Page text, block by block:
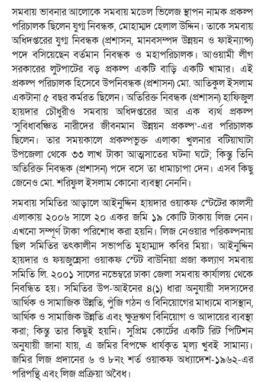
সমবায় ভাবনার আলোকে সমবায় মডেল ভিলেজ স্থাপন নামক প্রকল্প
পরিচালক ছিলেন যুগ্ম নিবন্ধক, মোহাম্মদ হেলাল উদ্দিন। তাকে সমবায়
অধিদপ্তরের যুগ্ম নিবন্ধক (প্রশাসন, মানবসম্পদ উন্নয়ন ও ফাইন্যান্স)
পদে বসিয়েছেন বর্তমান নিবন্ধক ও মহাপরিচালক। আওয়ামী লীগ
সরকারের লুটপাটের বড় প্রকল্প একটি বাড়ি একটি খামার। এই
প্রকল্প পরিচালক হিসেবে উপনিবন্ধক (প্রশাসন) মো. আতিকুল ইসলাম
একটানা ৫ বছর কর্মরত ছিলেন। অতিরিক্ত নিবন্ধক (প্রশাসন) হাফিজুল
হায়দার চৌধুরীও সমবায় অধিদপ্তরের আর এক ব্যর্থ প্রকল্প
‘সুবিধাবঞ্চিত নারীদের জীবনমান উন্নয়ন প্রকল্প’-এর পরিচালক
ছিলেন। তার সময়কালে প্রকল্পভুক্ত এলাকা খুলনার বটিয়াঘাটা
উপজেলা থেকে ৩৩ লাখ টাকা আত্মসাতের ঘটনা ঘটে; কিন্তু তিনি
অতিরিক্ত নিবন্ধক (প্রশাসন) পদে বসে তা ধামাচাপা দেন। এসব কিছু
জেনেও মো. শরিফুল ইসলাম কোনো ব্যবস্থা নেননি।
সমবায় সমিতির আড়ালে আইনুদ্দিন হায়দার ওয়াকফ স্টেটের কালসী
এলাকায় ২০০৬ সালে ২০ একর জমি ১৯ কোটি টাকায় লিজ নেন।
এখনো সম্পূর্ণ টাকা পরিশোধ করা হয়নি। লিজ নেওয়ার পরিকল্পনায়
ছিল সমিতির তৎকালীন সভাপতি মুহাম্মাদ কবির মিয়া। আইনুদ্দিন
হায়দার ও ফয়জুন্নেসা ওয়াকফ স্টেট বাউনিয়া প্রজা কল্যাণ সমবায়
সমিতি লি. ২০০১ সালের নভেম্বরে ঢাকা জেলা সমবায় কার্যালয় থেকে
নিবন্ধিত হয়। সমিতির উপ-আইনের ৪(১) ধারা অনুযায়ী সদস্যদের
আর্থিক ও সামাজিক উন্নতি, পুঁজি গঠন ও বিনিয়োগের মাধ্যমে বাসস্থান,
আর্থিক ও সামাজিক উন্নতি এবং ক্ষুদ্রঋণ বিনিয়োগ ও আদায়ের ব্যবস্থা
করা; কিন্তু তার কিছুই হয়নি। সুপ্রিম কোর্টের একটি রিট পিটিশন
অনুযায়ী জানা যায়, এ জমির বিপক্ষে ধার্যকৃত মূল্য খুবই সামান্য।
জমির লিজ প্রদানের ৬ ও ৮নং শর্ত ওয়াকফ অধ্যাদেশ-১৯৬২-এর
পরিপন্থি এবং লিজ প্রক্রিয়া অবৈধ।